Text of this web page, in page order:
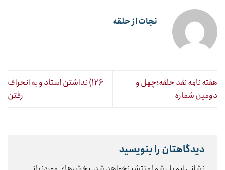
نجات از حلقه
هفته نامه نقد حلقه؛چهل و
دومین شماره
۱۲۶) نداشتن استاد و به انحراف
رفتن
دیدگاهتان را بنویسید